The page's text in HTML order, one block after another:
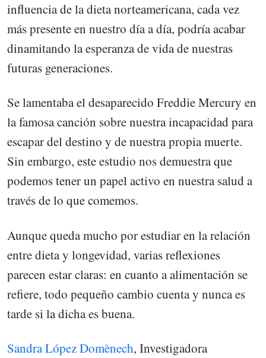
influencia de la dieta norteamericana, cada vez
más presente en nuestro día a día, podría acabar
dinamitando la esperanza de vida de nuestras
futuras generaciones.
Se lamentaba el desaparecido Freddie Mercury en
la famosa canción sobre nuestra incapacidad para
escapar del destino y de nuestra propia muerte.
Sin embargo, este estudio nos demuestra que
podemos tener un papel activo en nuestra salud a
través de lo que comemos.
Aunque queda mucho por estudiar en la relación
entre dieta y longevidad, varias reflexiones
parecen estar claras: en cuanto a alimentación se
refiere, todo pequeño cambio cuenta y nunca es
tarde si la dicha es buena.
Sandra López Domènech, Investigadora